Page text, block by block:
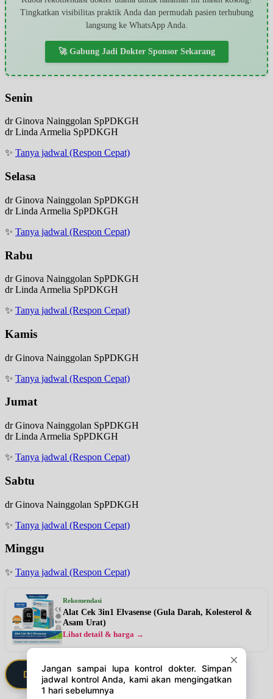
Tingkatkan visibilitas praktik Anda dan permudah pasien terhubung
langsung ke WhatsApp Anda.
🚀 Gabung Jadi Dokter Sponsor Sekarang
Senin
dr Ginova Nainggolan SpPDKGH
dr Linda Armelia SpPDKGH
✨ Tanya jadwal (Respon Cepat)
Selasa
dr Ginova Nainggolan SpPDKGH
dr Linda Armelia SpPDKGH
✨ Tanya jadwal (Respon Cepat)
Rabu
dr Ginova Nainggolan SpPDKGH
dr Linda Armelia SpPDKGH
✨ Tanya jadwal (Respon Cepat)
Kamis
dr Ginova Nainggolan SpPDKGH
✨ Tanya jadwal (Respon Cepat)
Jumat
dr Ginova Nainggolan SpPDKGH
dr Linda Armelia SpPDKGH
✨ Tanya jadwal (Respon Cepat)
Sabtu
dr Ginova Nainggolan SpPDKGH
✨ Tanya jadwal (Respon Cepat)
Minggu
✨ Tanya jadwal (Respon Cepat)
Rekomendasi
Alat Cek 3in1 Elvasense (Gula Darah, Kolesterol &
Asam Urat)
Lihat detail & harga →
Daftarkan Saya via Member VIP